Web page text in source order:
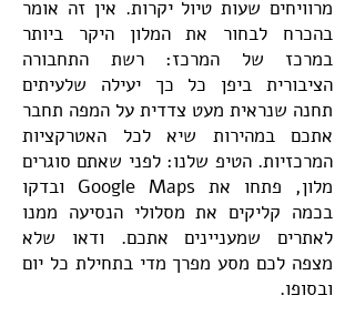
מרוויחים שעות טיול יקרות. אין זה אומר
בהכרח לבחור את המלון היקר ביותר
במרכז של המרכז: רשת התחבורה
הציבורית ביפן כל כך יעילה שלעיתים
תחנה שנראית מעט צדדית על המפה תחבר
אתכם במהירות שיא לכל האטרקציות
המרכזיות. הטיפ שלנו: לפני שאתם סוגרים
מלון, פתחו את Google Maps ובדקו
בכמה קליקים את מסלולי הנסיעה ממנו
לאתרים שמעניינים אתכם. ודאו שלא
מצפה לכם מסע מפרך מדי בתחילת כל יום
ובסופו.